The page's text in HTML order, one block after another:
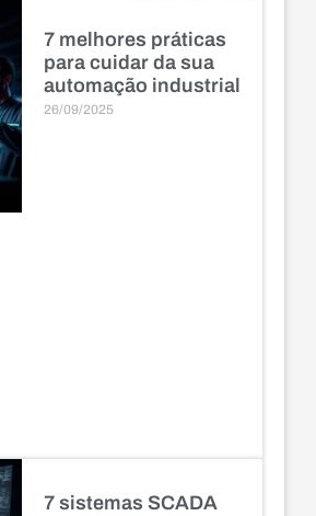
7 melhores práticas
para cuidar da sua
automação industrial
26/09/2025
7 sistemas SCADA